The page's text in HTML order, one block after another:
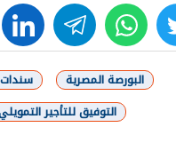
whats
telegram
البورصة المصرية
التوفيق للتأجير